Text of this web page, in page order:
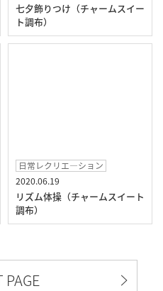
七夕飾りつけ（チャームスイー
ト調布）
日常レクリエ―ション
2020.06.19
リズム体操（チャームスイート
調布）
PAGE